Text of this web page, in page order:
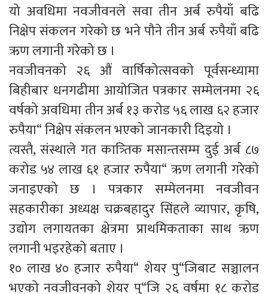
यो अवधिमा नवजीवनले सवा तीन अर्ब रुपैयाँ बढि
निक्षेप संकलन गरेको छ भने पौने तीन अर्ब रुपैयाँ बढि
ऋण लगानी गरेको छ ।
नवजीवनको २६ औं वार्षिकोत्सवको पूर्वसन्ध्यामा
बिहीबार धनगढीमा आयोजित पत्रकार सम्मेलनमा २६
वर्षको अवधिमा तीन अर्ब १३ करोड ५६ लाख ६२ हजार
रुपैया“ निक्षेप संकलन भएको जानकारी दिइयो ।
त्यस्तै, संस्थाले गत कात्र्तिक मसान्तसम्म दुई अर्ब ८७
करोड ५४ लाख ६१ हजार रुपैया“ ऋण लगानी गरेको
जनाइएको छ । पत्रकार सम्मेलनमा नवजीवन
सहकारीका अध्यक्ष चक्रबहादुर सिंहले व्यापार, कृषि,
उद्योग लगायतका क्षेत्रमा प्राथमिकताका साथ ऋण
लगानी भइरहेको बताए ।
१० लाख ४० हजार रुपैया“ शेयर पु“जिबाट सञ्चालन
भएको नवजीवनको शेयर पु“जि २६ वर्षमा १८ करोड